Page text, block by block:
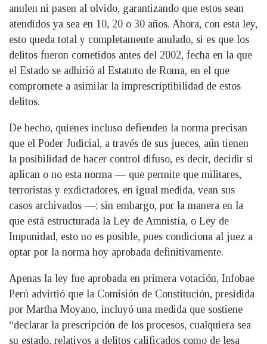
anulen ni pasen al olvido, garantizando que estos sean
atendidos ya sea en 10, 20 o 30 años. Ahora, con esta ley,
esto queda total y completamente anulado, si es que los
delitos fueron cometidos antes del 2002, fecha en la que
el Estado se adhirió al Estatuto de Roma, en el que
compromete a asimilar la imprescriptibilidad de estos
delitos.
De hecho, quienes incluso defienden la norma precisan
que el Poder Judicial, a través de sus jueces, aún tienen
la posibilidad de hacer control difuso, es decir, decidir si
aplican o no esta norma — que permite que militares,
terroristas y exdictadores, en igual medida, vean sus
casos archivados —; sin embargo, por la manera en la
que está estructurada la Ley de Amnistía, o Ley de
Impunidad, esto no es posible, pues condiciona al juez a
optar por la norma hoy aprobada definitivamente.
Apenas la ley fue aprobada en primera votación, Infobae
Perú advirtió que la Comisión de Constitución, presidida
por Martha Moyano, incluyó una medida que sostiene
“declarar la prescripción de los procesos, cualquiera sea
su estado, relativos a delitos calificados como de lesa